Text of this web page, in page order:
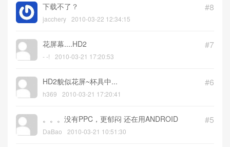
#8
下载不了？
jacchery 2010-03-22 12:34:15
#7
花屏幕....HD2
- -! 2010-03-21 17:20:53
#6
HD2貌似花屏~杯具中...
h369 2010-03-21 17:20:41
#5
。。。没有PPC，更郁闷 还在用ANDROID
DaBao 2010-03-21 10:51:30